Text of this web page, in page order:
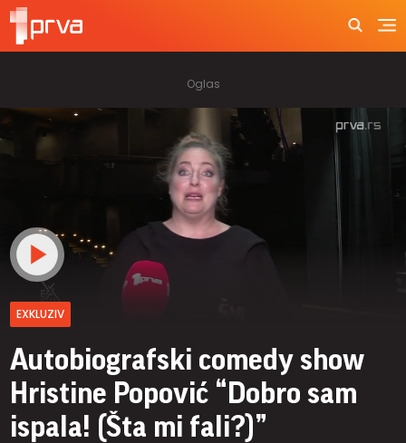
EXKLUZIV
Autobiografski comedy show
Hristine Popović “Dobro sam
ispala! (Šta mi fali?)”